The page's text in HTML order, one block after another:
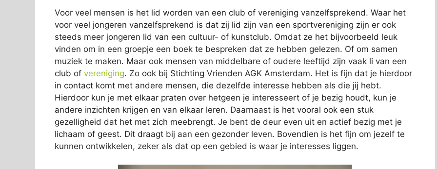
Voor veel mensen is het lid worden van een club of vereniging vanzelfsprekend. Waar het
voor veel jongeren vanzelfsprekend is dat zij lid zijn van een sportvereniging zijn er ook
steeds meer jongeren lid van een cultuur- of kunstclub. Omdat ze het bijvoorbeeld leuk
vinden om in een groepje een boek te bespreken dat ze hebben gelezen. Of om samen
muziek te maken. Maar ook mensen van middelbare of oudere leeftijd zijn vaak li van een
club of vereniging. Zo ook bij Stichting Vrienden AGK Amsterdam. Het is fijn dat je hierdoor
in contact komt met andere mensen, die dezelfde interesse hebben als die jij hebt.
Hierdoor kun je met elkaar praten over hetgeen je interesseert of je bezig houdt, kun je
andere inzichten krijgen en van elkaar leren. Daarnaast is het vooral ook een stuk
gezelligheid dat het met zich meebrengt. Je bent de deur even uit en actief bezig met je
lichaam of geest. Dit draagt bij aan een gezonder leven. Bovendien is het fijn om jezelf te
kunnen ontwikkelen, zeker als dat op een gebied is waar je interesses liggen.